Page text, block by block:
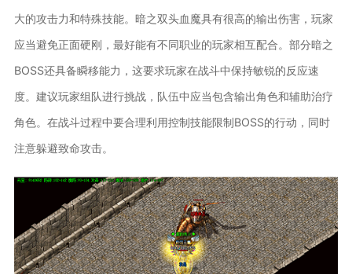
大的攻击力和特殊技能。暗之双头血魔具有很高的输出伤害，玩家
应当避免正面硬刚，最好能有不同职业的玩家相互配合。部分暗之
BOSS还具备瞬移能力，这要求玩家在战斗中保持敏锐的反应速
度。建议玩家组队进行挑战，队伍中应当包含输出角色和辅助治疗
角色。在战斗过程中要合理利用控制技能限制BOSS的行动，同时
注意躲避致命攻击。